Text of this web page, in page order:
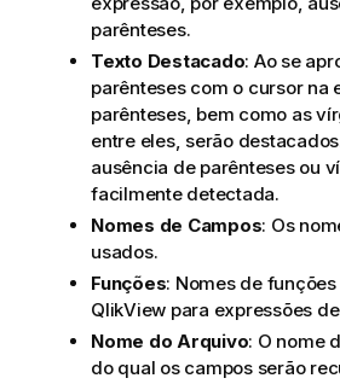
parênteses.
Texto Destacado: Ao se
parênteses com o cursor na
parênteses, bem como as
entre eles, serão
ausência de parênteses ou
facilmente detectada.
Nomes de Campos: Os
usados.
Funções: Nomes de
QlikView para expressões
Nome do Arquivo: O nome
do qual os campos serão